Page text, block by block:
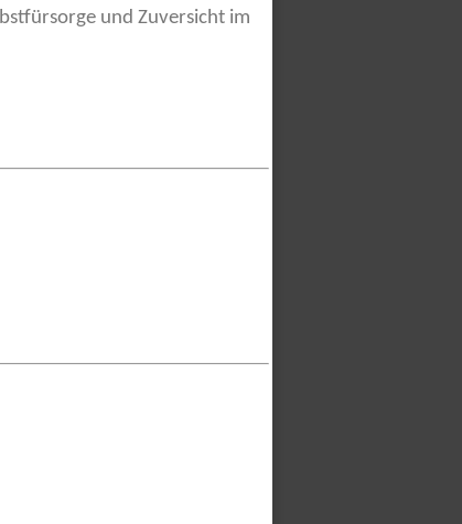
und Zuversicht im